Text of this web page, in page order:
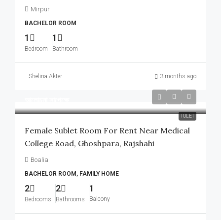
Mirpur
BACHELOR ROOM
1
Bedroom
1
Bathroom
Shelina Akter 3 months ago
TOLET
Female Sublet Room For Rent Near Medical
College Road, Ghoshpara, Rajshahi
Boalia
BACHELOR ROOM, FAMILY HOME
2
Bedrooms
2
Bathrooms
1
Balcony